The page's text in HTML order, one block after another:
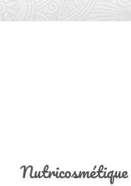
Nutricosmétique